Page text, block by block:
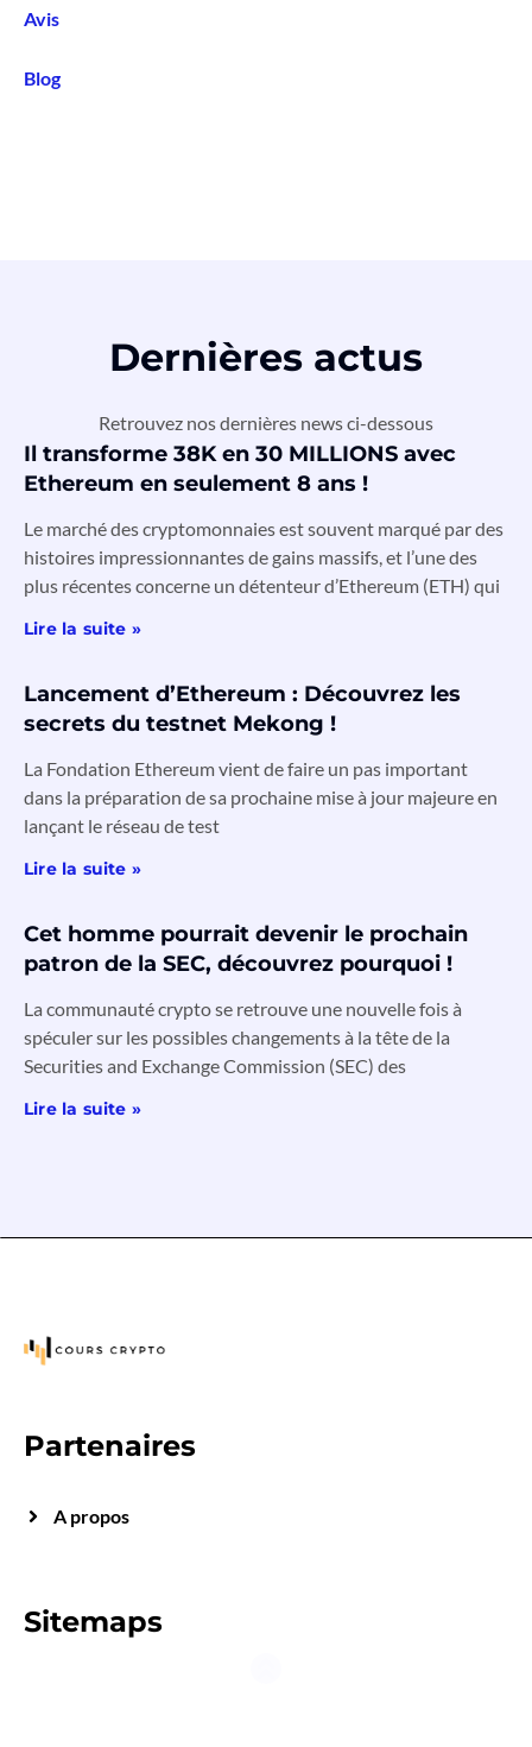
Avis
Blog
Dernières actus
Retrouvez nos dernières news ci-dessous
Il transforme 38K en 30 MILLIONS avec
Ethereum en seulement 8 ans !
Le marché des cryptomonnaies est souvent marqué par des
histoires impressionnantes de gains massifs, et l’une des
plus récentes concerne un détenteur d’Ethereum (ETH) qui
Lire la suite »
Lancement d’Ethereum : Découvrez les
secrets du testnet Mekong !
La Fondation Ethereum vient de faire un pas important
dans la préparation de sa prochaine mise à jour majeure en
lançant le réseau de test
Lire la suite »
Cet homme pourrait devenir le prochain
patron de la SEC, découvrez pourquoi !
La communauté crypto se retrouve une nouvelle fois à
spéculer sur les possibles changements à la tête de la
Securities and Exchange Commission (SEC) des
Lire la suite »
Partenaires
A propos
Sitemaps